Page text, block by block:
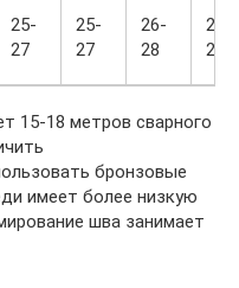
25-
27
25-
27
26-
28
26-
28
15-18 метров сварного
бронзовые
имеет более низкую
шва занимает